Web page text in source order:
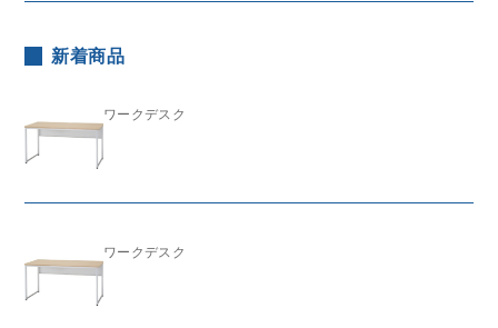
新着商品
ワークデスク
ワークデスク